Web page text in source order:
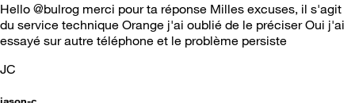
Hello @bulrog merci pour ta réponse Milles excuses, il s'agit
du service technique Orange j'ai oublié de le préciser Oui j'ai
essayé sur autre téléphone et le problème persiste
JC